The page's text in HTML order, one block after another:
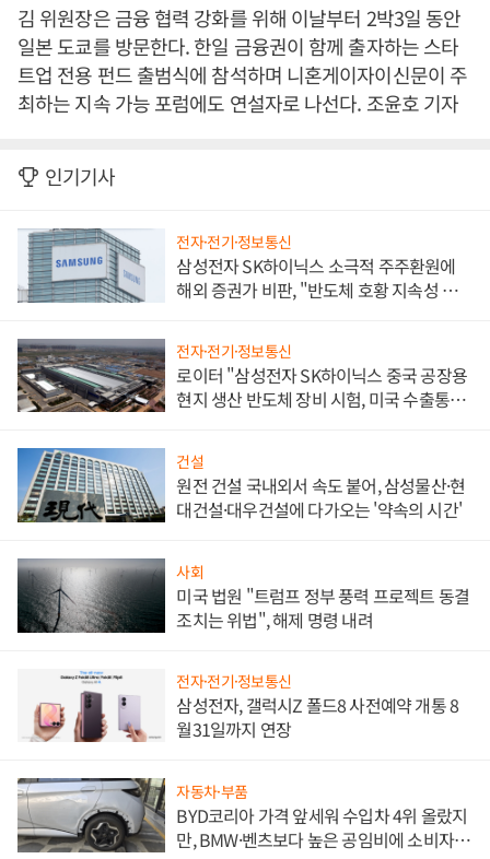
김 위원장은 금융 협력 강화를 위해 이날부터 2박3일 동안
일본 도쿄를 방문한다. 한일 금융권이 함께 출자하는 스타
트업 전용 펀드 출범식에 참석하며 니혼게이자이신문이 주
최하는 지속 가능 포럼에도 연설자로 나선다. 조윤호 기자
인기기사
전자·전기·정보통신
삼성전자 SK하이닉스 소극적 주주환원에
해외 증권가 비판, "반도체 호황 지속성 의
전자·전기·정보통신
로이터 "삼성전자 SK하이닉스 중국 공장용
현지 생산 반도체 장비 시험, 미국 수출통제
건설
원전 건설 국내외서 속도 붙어, 삼성물산·현
대건설·대우건설에 다가오는 '약속의 시간'
사회
미국 법원 "트럼프 정부 풍력 프로젝트 동결
조치는 위법", 해제 명령 내려
전자·전기·정보통신
삼성전자, 갤럭시Z 폴드8 사전예약 개통 8
월31일까지 연장
자동차·부품
BYD코리아 가격 앞세워 수입차 4위 올랐지
만, BMW·벤츠보다 높은 공임비에 소비자